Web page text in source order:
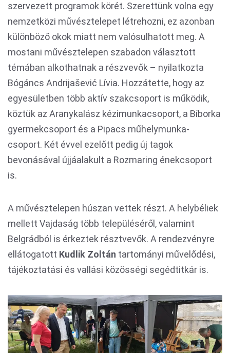
szervezett programok körét. Szerettünk volna egy
nemzetközi művésztelepet létrehozni, ez azonban
különböző okok miatt nem valósulhatott meg. A
mostani művésztelepen szabadon választott
témában alkothatnak a részvevők – nyilatkozta
Bógáncs Andrijašević Lívia. Hozzátette, hogy az
egyesületben több aktív szakcsoport is működik,
köztük az Aranykalász kézimunkacsoport, a Bíborka
gyermekcsoport és a Pipacs műhelymunka-
csoport. Két évvel ezelőtt pedig új tagok
bevonásával újjáalakult a Rozmaring énekcsoport
is.
A művésztelepen húszan vettek részt. A helybéliek
mellett Vajdaság több településéről, valamint
Belgrádból is érkeztek résztvevők. A rendezvényre
ellátogatott Kudlik Zoltán tartományi művelődési,
tájékoztatási és vallási közösségi segédtitkár is.